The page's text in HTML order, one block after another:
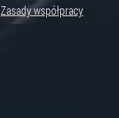
Zasady współpracy